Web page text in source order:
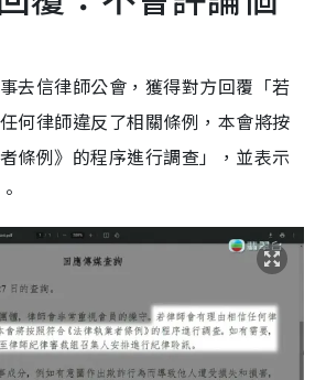
去信律師公會，獲得對方回覆「若
何律師違反了相關條例，本會將按
條例》的程序進行調查」，並表示